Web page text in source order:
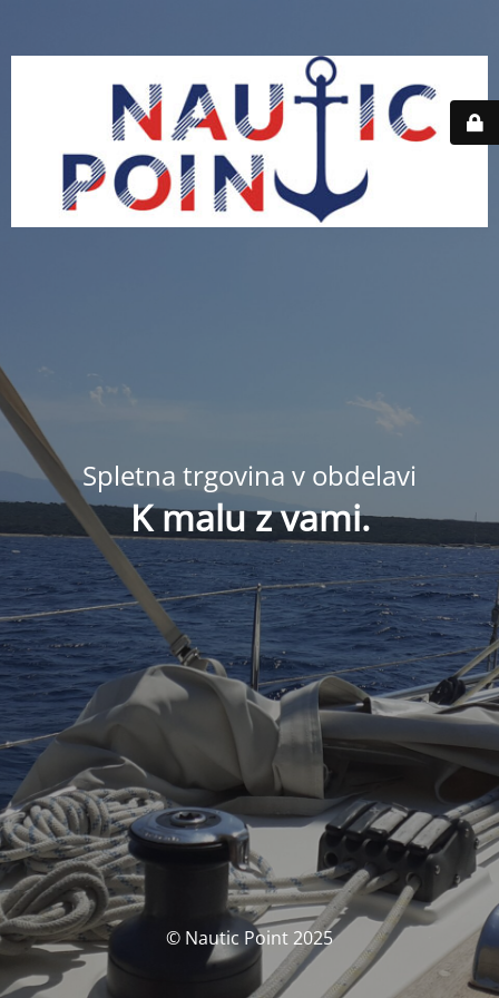
Spletna trgovina v obdelavi
K malu z vami.
© Nautic Point 2025